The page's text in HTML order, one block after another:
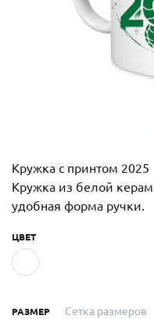
Кружка с принтом 2025
Кружка из белой
удобная форма ручки.
ЦВЕТ
РАЗМЕР Сетка размеров